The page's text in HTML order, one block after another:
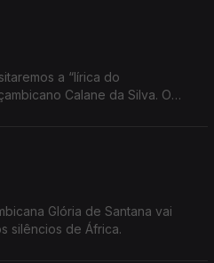
a “lírica do
Calane da Silva. O
Glória de Santana vai
silêncios de África.